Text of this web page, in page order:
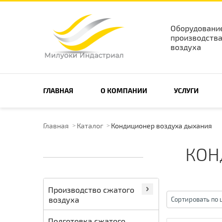
воздуха
ГЛАВНАЯ О КОМПАНИИ УСЛУГИ
ПОИСК ПО САЙТУ
Главная Каталог Кондиционер воздуха дыхания
Производство сжатого
воздуха
Сортировать по